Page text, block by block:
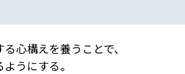
心構えを養うことで、
うにする。